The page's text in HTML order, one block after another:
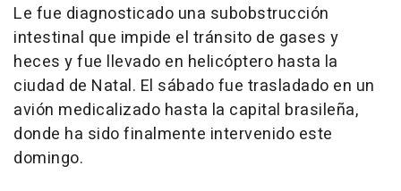
Le fue diagnosticado una subobstrucción
intestinal que impide el tránsito de gases y
heces y fue llevado en helicóptero hasta la
ciudad de Natal. El sábado fue trasladado en un
avión medicalizado hasta la capital brasileña,
donde ha sido finalmente intervenido este
domingo.